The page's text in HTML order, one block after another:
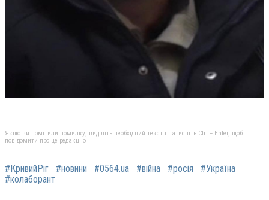
Якщо ви помітили помилку, виділіть необхідний текст і натисніть Ctrl + Enter, щоб
повідомити про це редакцію
#КривийРіг #новини #0564.ua #війна #росія
#Україна
#колаборант